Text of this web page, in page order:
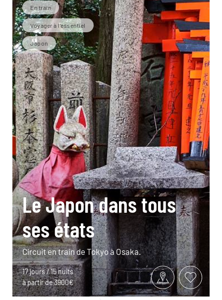
En train
Voyager à l’essentiel
Japon
Le Japon dans tous
ses états
Circuit en train de Tokyo à Osaka.
17 jours / 15 nuits
à partir de 3900€